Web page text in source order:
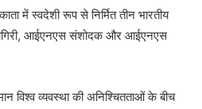
में स्वदेशी रूप से निर्मित तीन भारतीय
आईएनएस संशोदक और आईएनएस
विश्व व्यवस्था की अनिश्चितताओं के बीच